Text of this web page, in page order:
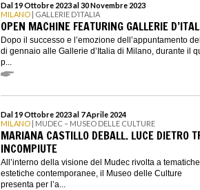
Dal 19 Ottobre 2023 al 30 Novembre 2023
MILANO | GALLERIE D’ITALIA
OPEN MACHINE FEATURING GALLERIE
Dopo il successo e l’emozione dell’appuntamento
di gennaio alle Gallerie d’Italia di Milano, durante il
p...
Dal 19 Ottobre 2023 al 7 Aprile 2024
MILANO | MUDEC – MUSEO DELLE CULTURE
MARIANA CASTILLO DEBALL. LUCE DIETRO
INCOMPIUTE
All’interno della visione del Mudec rivolta a
estetiche contemporanee, il Museo delle Culture
presenta per l’a...